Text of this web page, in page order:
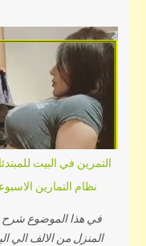
في خانة الطول و كتابة
خانة ذكر او انثي ثم
سيظهر لك سؤال عن
مستوي نشاطك البدني
كما موضح بالصوره
اليومي من السعرات
يوضح لك أكثر لفتح
التمرين في البيت
نظام التمارين
في هذا الموضوع شرح
المنزل من الالف الي